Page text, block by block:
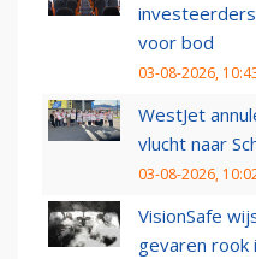
voor bod
03-08-2026,
WestJet
vlucht naar
03-08-2026,
VisionSafe
gevaren rook